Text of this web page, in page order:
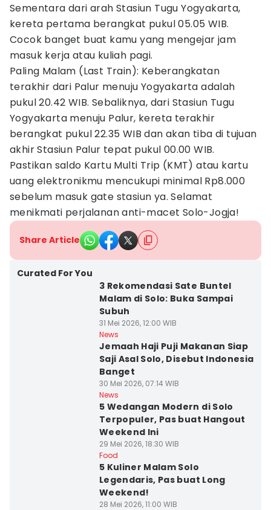
Sementara dari arah Stasiun Tugu Yogyakarta,
kereta pertama berangkat pukul 05.05 WIB.
Cocok banget buat kamu yang mengejar jam
masuk kerja atau kuliah pagi.
Paling Malam (Last Train): Keberangkatan
terakhir dari Palur menuju Yogyakarta adalah
pukul 20.42 WIB. Sebaliknya, dari Stasiun Tugu
Yogyakarta menuju Palur, kereta terakhir
berangkat pukul 22.35 WIB dan akan tiba di tujuan
akhir Stasiun Palur tepat pukul 00.00 WIB.
Pastikan saldo Kartu Multi Trip (KMT) atau kartu
uang elektronikmu mencukupi minimal Rp8.000
sebelum masuk gate stasiun ya. Selamat
menikmati perjalanan anti-macet Solo-Jogja!
Share Article
Curated For You
3 Rekomendasi Sate Buntel
Malam di Solo: Buka Sampai
Subuh
31 Mei 2026, 12:00 WIB
News
Jemaah Haji Puji Makanan Siap
Saji Asal Solo, Disebut Indonesia
Banget
30 Mei 2026, 07:14 WIB
News
5 Wedangan Modern di Solo
Terpopuler, Pas buat Hangout
Weekend Ini
29 Mei 2026, 18:30 WIB
Food
5 Kuliner Malam Solo
Legendaris, Pas buat Long
Weekend!
28 Mei 2026, 11:00 WIB